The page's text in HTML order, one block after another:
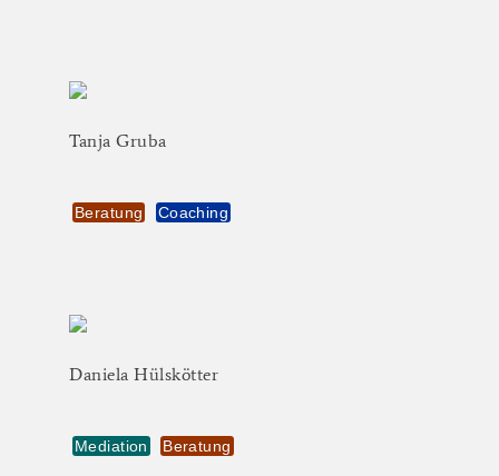
Tanja Gruba
Beratung Coaching
Daniela Hülskötter
Mediation Beratung